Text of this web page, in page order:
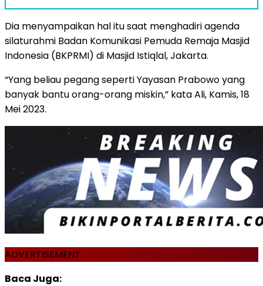
Dia menyampaikan hal itu saat menghadiri agenda
silaturahmi Badan Komunikasi Pemuda Remaja Masjid
Indonesia (BKPRMI) di Masjid Istiqlal, Jakarta.
“Yang beliau pegang seperti Yayasan Prabowo yang
banyak bantu orang-orang miskin,” kata Ali, Kamis, 18
Mei 2023.
ADVERTISEMENT
Baca Juga: